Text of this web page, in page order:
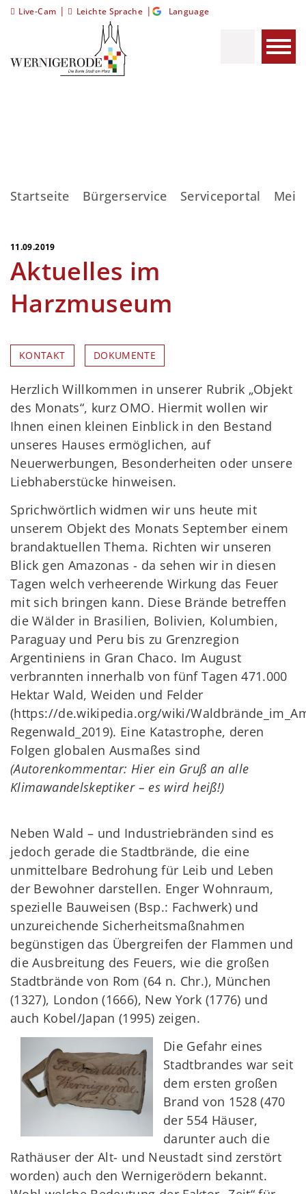
Live-Cam | Leichte Sprache | Language
Startseite Bürgerservice Serviceportal
11.09.2019
Aktuelles im
Harzmuseum
KONTAKT DOKUMENTE
Herzlich Willkommen in unserer Rubrik „Objekt
des Monats“, kurz OMO. Hiermit wollen wir
Ihnen einen kleinen Einblick in den Bestand
unseres Hauses ermöglichen, auf
Neuerwerbungen, Besonderheiten oder unsere
Liebhaberstücke hinweisen.
Sprichwörtlich widmen wir uns heute mit
unserem Objekt des Monats September einem
brandaktuellen Thema. Richten wir unseren
Blick gen Amazonas - da sehen wir in diesen
Tagen welch verheerende Wirkung das Feuer
mit sich bringen kann. Diese Brände betreffen
die Wälder in Brasilien, Bolivien, Kolumbien,
Paraguay und Peru bis zu Grenzregion
Argentiniens in Gran Chaco. Im August
verbrannten innerhalb von fünf Tagen 471.000
Hektar Wald, Weiden und Felder
(https://de.wikipedia.org/wiki/
Regenwald_2019). Eine Katastrophe, deren
Folgen globalen Ausmaßes sind
(Autorenkommentar: Hier ein Gruß an alle
Klimawandelskeptiker – es wird heiß!)
Neben Wald – und Industriebränden sind es
jedoch gerade die Stadtbrände, die eine
unmittelbare Bedrohung für Leib und Leben
der Bewohner darstellen. Enger Wohnraum,
spezielle Bauweisen (Bsp.: Fachwerk) und
unzureichende Sicherheitsmaßnahmen
begünstigen das Übergreifen der Flammen und
die Ausbreitung des Feuers, wie die großen
Stadtbrände von Rom (64 n. Chr.), München
(1327), London (1666), New York (1776) und
auch Kobel/Japan (1995) zeigen.
Die Gefahr eines
Stadtbrandes war seit
dem ersten großen
Brand von 1528 (470
der 554 Häuser,
darunter auch die
Rathäuser der Alt- und Neustadt sind zerstört
worden) auch den Wernigerödern bekannt.